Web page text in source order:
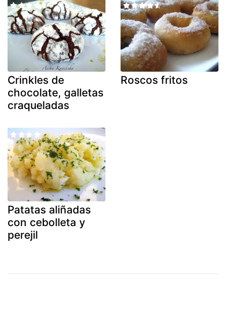
Crinkles de
chocolate, galletas
craqueladas
Roscos fritos
Patatas aliñadas
con cebolleta y
perejil